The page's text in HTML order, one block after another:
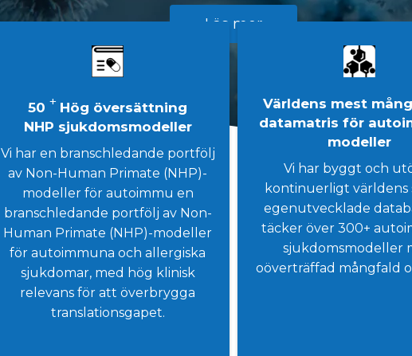
Läs mer
50 + Hög översättning
NHP sjukdomsmodeller
Vi har en branschledande portfölj
av Non-Human Primate (NHP)-
modeller för autoimmu en
branschledande portfölj av Non-
Human Primate (NHP)-modeller
för autoimmuna och allergiska
sjukdomar, med hög klinisk
relevans för att överbrygga
translationsgapet.
Världens mest
datamatris för
modeller
Vi har byggt och
kontinuerligt världens
egenutvecklade
täcker över 300+
sjukdomsmodeller
oöverträffad mångfald